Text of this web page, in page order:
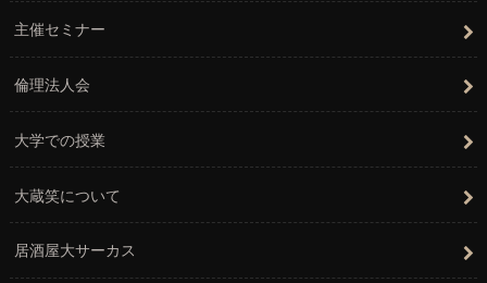
主催セミナー
倫理法人会
大学での授業
大蔵笑について
居酒屋大サーカス